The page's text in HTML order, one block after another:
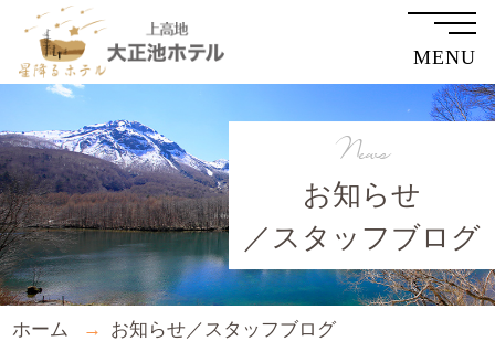
MENU
お知らせ
／スタッフブログ
News
ホーム お知らせ／スタッフブログ